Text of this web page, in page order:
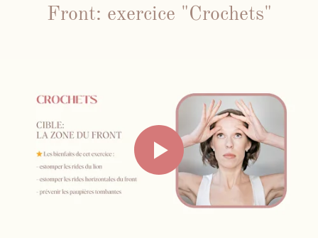
Front: exercice "Crochets"